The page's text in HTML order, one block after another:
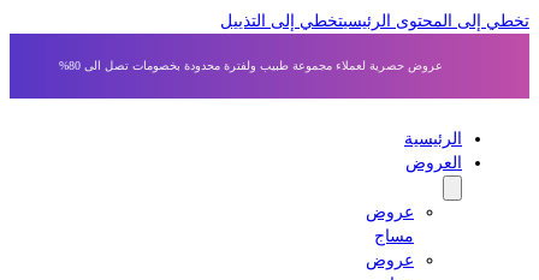
إلى المحتوى الرئيسي تخطي إلى التذييل
عروض حصرية لعملاء مجموعة طبيب ولفترة محدودة بخصومات تصل الى 80%
الرئيسية
العروض
عروض
مساج
عروض